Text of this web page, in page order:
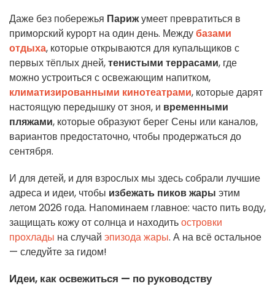
Даже без побережья Парижумеет превратиться в
приморский курорт на один день. Междубазами
отдыха, которые открываются для купальщиков с
первых тёплых дней,тенистыми террасами, где
можно устроиться с освежающим напитком,
климатизированными кинотеатрами, которые дарят
настоящую передышку от зноя, и временными
пляжами, которые образуют берег Сены или каналов,
вариантов предостаточно, чтобы продержаться до
сентября.
И для детей, и для взрослых мы здесь собрали лучшие
адреса и идеи, чтобы избежать пиков жары этим
летом 2026 года. Напоминаем главное: часто пить воду,
защищать кожу от солнца и находитьостровки
прохлады на случай эпизода жары. А на всё остальное
— следуйте за гидом!
Идеи, как освежиться — по руководству